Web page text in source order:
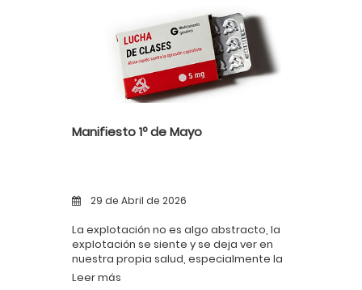
Manifiesto 1º de Mayo
29 de Abril de 2026
La explotación no es algo abstracto, la
explotación se siente y se deja ver en
nuestra propia salud, especialmente la
salud mental.
Leer más